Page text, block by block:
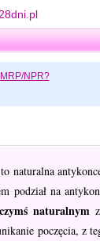
NPR?
naturalna
podział na
naturalnymz
poczęcia, z